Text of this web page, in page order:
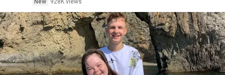
New
928K views